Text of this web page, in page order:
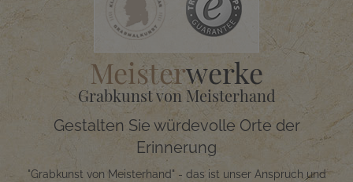
Meisterwerke
Grabkunst von Meisterhand
Gestalten Sie würdevolle Orte der
Erinnerung
"Grabkunst von Meisterhand" - das ist unser Anspruch und